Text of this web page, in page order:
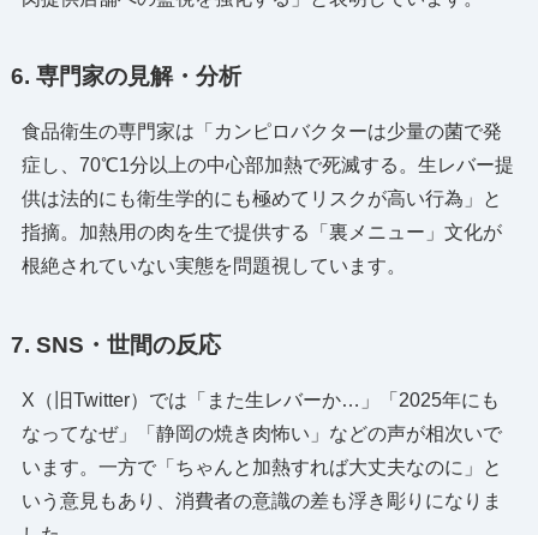
6. 専門家の見解・分析
食品衛生の専門家は「カンピロバクターは少量の菌で発
症し、70℃1分以上の中心部加熱で死滅する。生レバー提
供は法的にも衛生学的にも極めてリスクが高い行為」と
指摘。加熱用の肉を生で提供する「裏メニュー」文化が
根絶されていない実態を問題視しています。
7. SNS・世間の反応
X（旧Twitter）では「また生レバーか…」「2025年にも
なってなぜ」「静岡の焼き肉怖い」などの声が相次いで
います。一方で「ちゃんと加熱すれば大丈夫なのに」と
いう意見もあり、消費者の意識の差も浮き彫りになりま